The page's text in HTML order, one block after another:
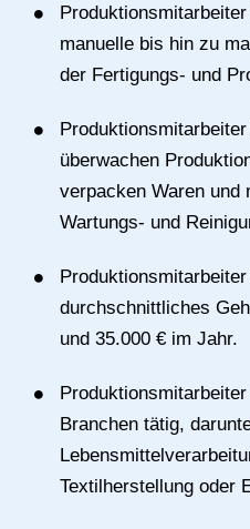
manuelle bis hin zu
der Fertigungs- und
überwachen
verpacken Waren und
Wartungs- und
durchschnittliches
und 35.000 € im Jahr.
Branchen tätig,
Textilherstellung oder